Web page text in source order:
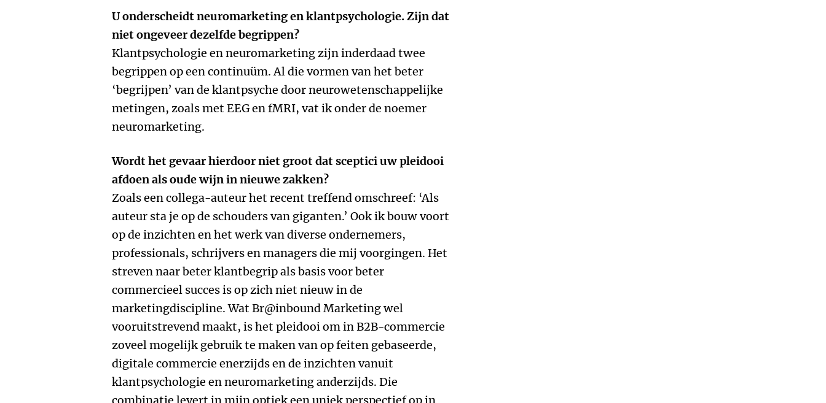
U onderscheidt neuromarketing en klantpsychologie. Zijn dat
niet ongeveer dezelfde begrippen?
Klantpsychologie en neuromarketing zijn inderdaad twee
begrippen op een continuüm. Al die vormen van het beter
‘begrijpen’ van de klantpsyche door neurowetenschappelijke
metingen, zoals met EEG en fMRI, vat ik onder de noemer
neuromarketing.
Wordt het gevaar hierdoor niet groot dat sceptici uw pleidooi
afdoen als oude wijn in nieuwe zakken?
Zoals een collega-auteur het recent treffend omschreef: ‘Als
auteur sta je op de schouders van giganten.’ Ook ik bouw voort
op de inzichten en het werk van diverse ondernemers,
professionals, schrijvers en managers die mij voorgingen. Het
streven naar beter klantbegrip als basis voor beter
commercieel succes is op zich niet nieuw in de
marketingdiscipline. Wat Br@inbound Marketing wel
vooruitstrevend maakt, is het pleidooi om in B2B-commercie
zoveel mogelijk gebruik te maken van op feiten gebaseerde,
digitale commercie enerzijds en de inzichten vanuit
klantpsychologie en neuromarketing anderzijds. Die